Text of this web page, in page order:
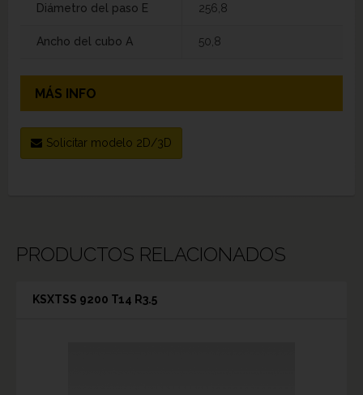
Diámetro del paso E 256,8
Ancho del cubo A 50,8
MÁS INFO
Solicitar modelo 2D/3D
PRODUCTOS RELACIONADOS
KSXTSS 9200 T14 R3.5